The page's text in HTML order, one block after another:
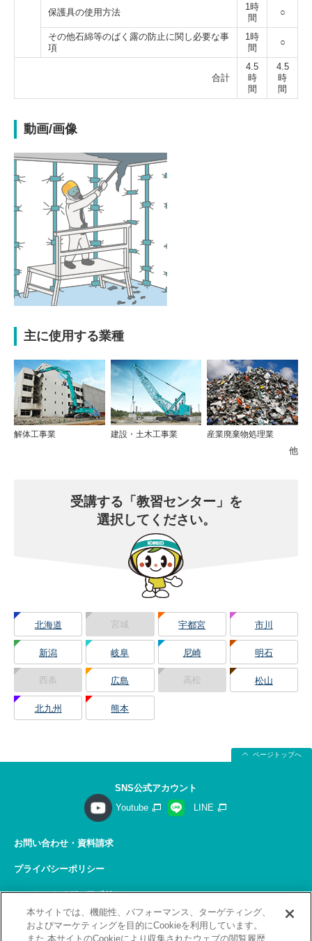
保護具の使用方法
1時
間
○
その他石綿等のばく露の防止に関し必要な事
項
1時
間
○
合計
4.5
時
間
4.5
時
間
動画/画像
主に使用する業種
解体工事業 建設・土木工事業 産業廃棄物処理業
他
受講する 「教習センター」を
選択してください。
北海道 宮城 宇都宮 市川
新潟 岐阜 尼崎 明石
西条 広島 高松 松山
北九州 熊本
ページトップへ
SNS公式アカウント
Youtube
LINE
お問い合わせ・資料請求
プライバシーポリシー
ソーシャルメディアポリシー
サイトの利用について
本サイトでは、機能性、パフォーマンス、ターゲティング、
およびマーケティングを目的にCookieを利用しています。
また 本サイトのCookieにより収集されたウェブの閲覧履歴